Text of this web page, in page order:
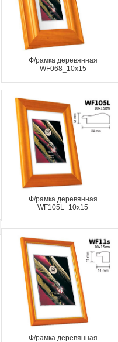
Ф/рамка деревянная
WF068_10x15
Ф/рамка деревянная
WF105L_10x15
Ф/рамка деревянная